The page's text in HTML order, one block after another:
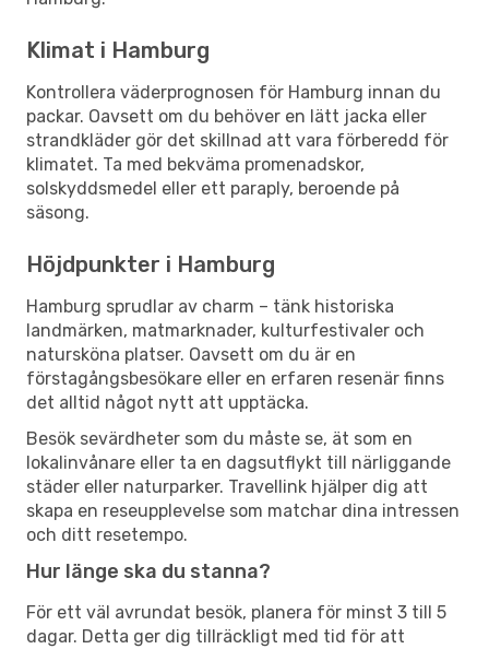
Klimat i Hamburg
Kontrollera väderprognosen för Hamburg innan du
packar. Oavsett om du behöver en lätt jacka eller
strandkläder gör det skillnad att vara förberedd för
klimatet. Ta med bekväma promenadskor,
solskyddsmedel eller ett paraply, beroende på
säsong.
Höjdpunkter i Hamburg
Hamburg sprudlar av charm – tänk historiska
landmärken, matmarknader, kulturfestivaler och
natursköna platser. Oavsett om du är en
förstagångsbesökare eller en erfaren resenär finns
det alltid något nytt att upptäcka.
Besök sevärdheter som du måste se, ät som en
lokalinvånare eller ta en dagsutflykt till närliggande
städer eller naturparker. Travellink hjälper dig att
skapa en reseupplevelse som matchar dina intressen
och ditt resetempo.
Hur länge ska du stanna?
För ett väl avrundat besök, planera för minst 3 till 5
dagar. Detta ger dig tillräckligt med tid för att